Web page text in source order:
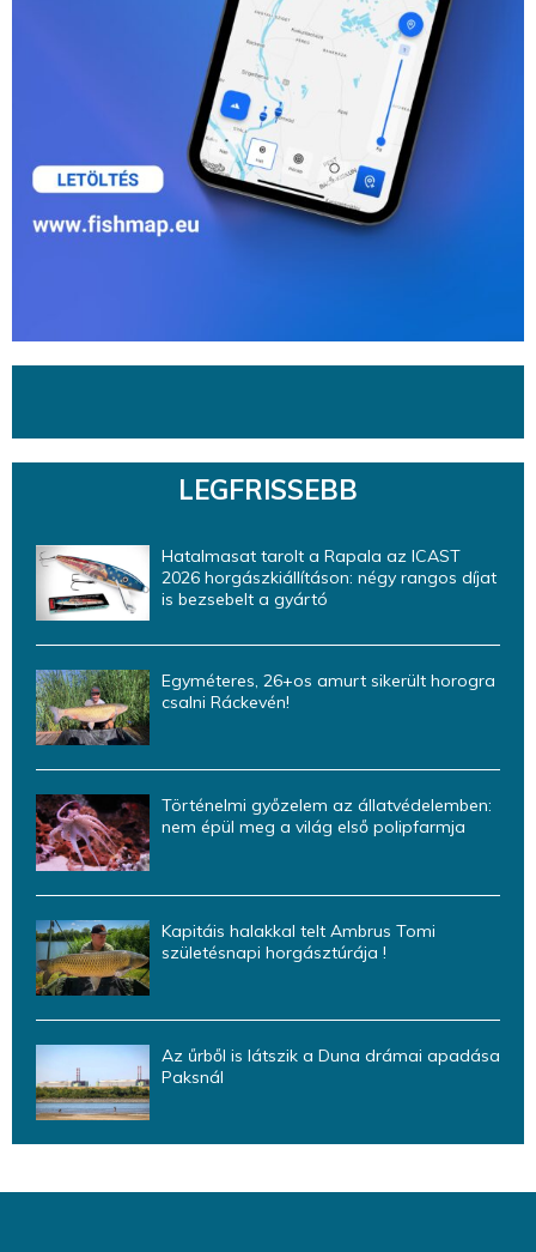
LEGFRISSEBB
Hatalmasat tarolt a Rapala az ICAST
2026 horgászkiállításon: négy rangos díjat
is bezsebelt a gyártó
Egyméteres, 26+os amurt sikerült horogra
csalni Ráckevén!
Történelmi győzelem az állatvédelemben:
nem épül meg a világ első polipfarmja
Kapitáis halakkal telt Ambrus Tomi
születésnapi horgásztúrája !
Az űrből is látszik a Duna drámai apadása
Paksnál